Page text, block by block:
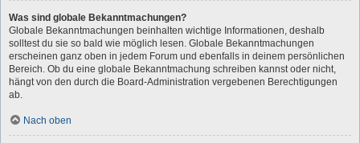
Was sind globale Bekanntmachungen?
Globale Bekanntmachungen beinhalten wichtige Informationen, deshalb
solltest du sie so bald wie möglich lesen. Globale Bekanntmachungen
erscheinen ganz oben in jedem Forum und ebenfalls in deinem persönlichen
Bereich. Ob du eine globale Bekanntmachung schreiben kannst oder nicht,
hängt von den durch die Board-Administration vergebenen Berechtigungen
ab.
Nach oben